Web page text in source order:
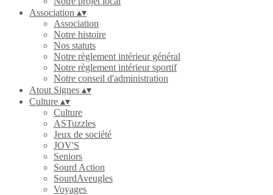
Association ▴▾
Association
Notre histoire
Nos statuts
Notre règlement intérieur général
Notre règlement intérieur sportif
Notre conseil d'administration
Atout Signes ▴▾
Culture ▴▾
Culture
ASTuzzles
Jeux de société
JOV'S
Seniors
Sourd Action
SourdAveugles
Voyages